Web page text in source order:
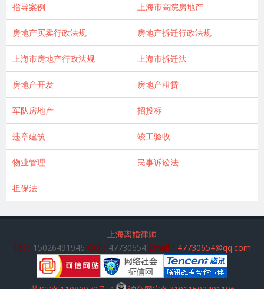
指导案例 上海市高院房地产
房地产买卖行政法规 房地产拆迁行政法规
上海市房地产行政法规 上海市拆迁法
房地产开发 房地产租赁
军队房地产 招投标
违章建筑 竣工验收
物业管理 民事诉讼法
担保法
上海离婚律师
Tel： 15026491946 QQ： 47730654 Email： 47730654@qq.com